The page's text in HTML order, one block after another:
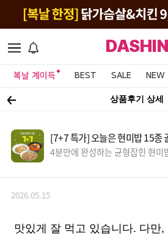
DASHIN
복날 계이득 BEST SALE NEW
상품후기 상세
[7+7 특가] 오늘은 현미밥 15종
4분만에 완성하는 균형잡힌 현미
2026.05.15
맛있게 잘 먹고 있습니다. 다만